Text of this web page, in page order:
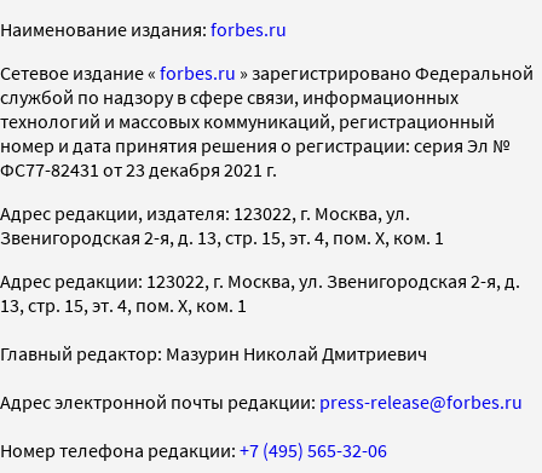
Наименование издания: forbes.ru
Cетевое издание « forbes.ru » зарегистрировано Федеральной
службой по надзору в сфере связи, информационных
технологий и массовых коммуникаций, регистрационный
номер и дата принятия решения о регистрации: серия Эл №
ФС77-82431 от 23 декабря 2021 г.
Адрес редакции, издателя: 123022, г. Москва, ул.
Звенигородская 2-я, д. 13, стр. 15, эт. 4, пом. X, ком. 1
Адрес редакции: 123022, г. Москва, ул. Звенигородская 2-я, д.
13, стр. 15, эт. 4, пом. X, ком. 1
Главный редактор: Мазурин Николай Дмитриевич
Адрес электронной почты редакции: press-release@forbes.ru
Номер телефона редакции: +7 (495) 565-32-06